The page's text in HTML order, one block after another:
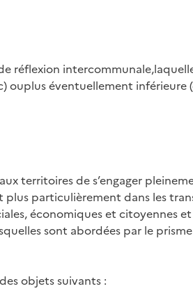
réflexion
ouplus éventuellement inférieure
territoires de s’engager
particulièrement dans les
économiques et citoyennes
sont abordées par le
objets suivants :